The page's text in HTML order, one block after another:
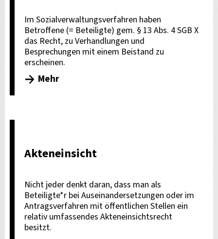
Im Sozialverwaltungsverfahren haben
Betroffene (= Beteiligte) gem. § 13 Abs. 4 SGB X
das Recht, zu Verhandlungen und
Besprechungen mit einem Beistand zu
erscheinen.
Mehr
Akteneinsicht
Nicht jeder denkt daran, dass man als
Beteiligte*r bei Auseinandersetzungen oder im
Antragsverfahren mit öffentlichen Stellen ein
relativ umfassendes Akteneinsichtsrecht
besitzt.